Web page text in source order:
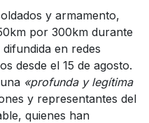
y armamento,
por 300km durante
en redes
desde el 15 de agosto.
«profunda y legítima
y representantes del
quienes han